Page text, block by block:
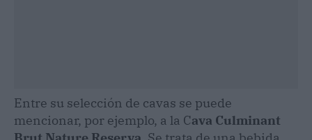
Entre su selección de cavas se puede
mencionar, por ejemplo, a la Cava Culminant